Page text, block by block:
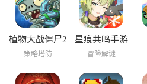
植物大战僵尸2
海底世界
策略塔防
星痕共鸣手游
冒险解谜